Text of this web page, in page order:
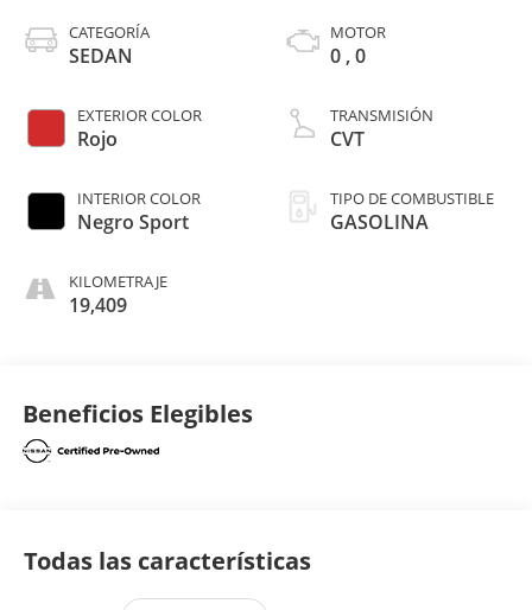
CATEGORÍA
SEDAN
EXTERIOR COLOR
Rojo
INTERIOR COLOR
Negro Sport
KILOMETRAJE
19,409
MOTOR
0 , 0
TRANSMISIÓN
CVT
TIPO DE COMBUSTIBLE
GASOLINA
Beneficios Elegibles
Todas las características